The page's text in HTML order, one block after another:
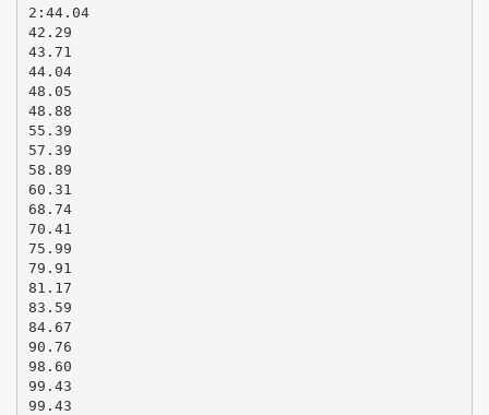
2:44.04
42.29
43.71
44.04
48.05
48.88
55.39
57.39
58.89
60.31
68.74
70.41
75.99
79.91
81.17
83.59
84.67
90.76
98.60
99.43
99.43